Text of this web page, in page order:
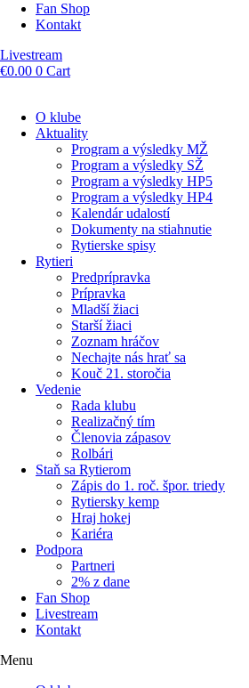
Fan Shop
Kontakt
Livestream
€0.00 0 Cart
O klube
Aktuality
Program a výsledky MŽ
Program a výsledky SŽ
Program a výsledky HP5
Program a výsledky HP4
Kalendár udalostí
Dokumenty na stiahnutie
Rytierske spisy
Rytieri
Predprípravka
Prípravka
Mladší žiaci
Starší žiaci
Zoznam hráčov
Nechajte nás hrať sa
Kouč 21. storočia
Vedenie
Rada klubu
Realizačný tím
Členovia zápasov
Rolbári
Staň sa Rytierom
Zápis do 1. roč. špor. triedy
Rytiersky kemp
Hraj hokej
Kariéra
Podpora
Partneri
2% z dane
Fan Shop
Livestream
Kontakt
Menu